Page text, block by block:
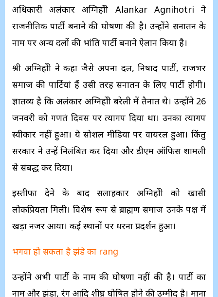
अधिकारी अलंकार अग्निहोत्री Alankar Agnihotri ने
राजनीतिक पार्टी बनाने की घोषणा की है। उन्होंने सनातन के
नाम पर अन्य दलों की भांति पार्टी बनाने ऐलान किया है।
श्री अग्निहोत्री ने कहा जैसे अपना दल, निषाद पार्टी, राजभर
समाज की पार्टियां हैं उसी तरह सनातन के लिए पार्टी होगी।
ज्ञातव्य है कि अलंकार अग्निहोत्री बरेली में तैनात थे। उन्होंने 26
जनवरी को गणतंत्र दिवस पर त्यागपत्र दिया था। उनका त्यागपत्र
स्वीकार नहीं हुआ। ये सोशल मीडिया पर वायरल हुआ। किंतु
सरकार ने उन्हें निलंबित कर दिया और डीएम ऑफिस शामली
से संबद्ध कर दिया।
इस्तीफा देने के बाद सलाहकार अग्निहोत्री को खासी
लोकप्रियता मिली। विशेष रूप से ब्राह्मण समाज उनके पक्ष में
खड़ा नजर आया। कई स्थानों पर धरना प्रदर्शन हुआ।
भगवा हो सकता है झंडे का rang
उन्होंने अभी पार्टी के नाम की घोषणा नहीं की है। पार्टी का
नाम और झंडा, रंग आदि शीघ्र घोषित होने की उम्मीद है। माना